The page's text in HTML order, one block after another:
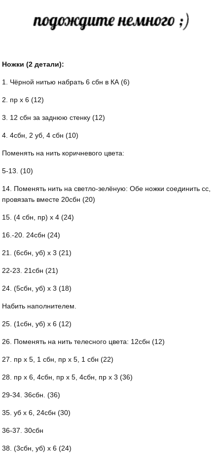
Ножки (2 детали):
1. Чёрной нитью набрать 6 сбн в КА (6)
2. пр х 6 (12)
3. 12 сбн за заднюю стенку (12)
4. 4сбн, 2 уб, 4 сбн (10)
Поменять на нить коричневого цвета:
5-13. (10)
14. Поменять нить на светло-зелёную: Обе ножки соединить сс,
провязать вместе 20сбн (20)
15. (4 сбн, пр) х 4 (24)
16.-20. 24сбн (24)
21. (6сбн, уб) х 3 (21)
22-23. 21сбн (21)
24. (5сбн, уб) х 3 (18)
Набить наполнителем.
25. (1сбн, уб) х 6 (12)
26. Поменять на нить телесного цвета: 12сбн (12)
27. пр х 5, 1 сбн, пр х 5, 1 сбн (22)
28. пр х 6, 4сбн, пр х 5, 4сбн, пр х 3 (36)
29-34. 36сбн. (36)
35. уб х 6, 24сбн (30)
36-37. 30сбн
38. (3сбн, уб) х 6 (24)